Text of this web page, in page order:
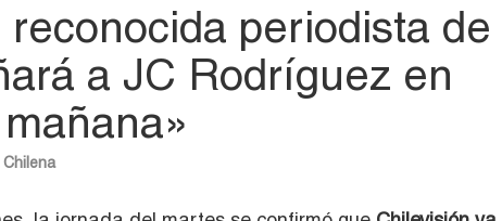
periodista de
a JC Rodríguez en
Chilena